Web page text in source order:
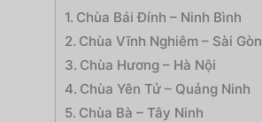
Chùa Bái Đính – Ninh Bình
Chùa Vĩnh Nghiêm – Sài Gòn
Chùa Hương – Hà Nội
Chùa Yên Tử – Quảng Ninh
Chùa Bà – Tây Ninh